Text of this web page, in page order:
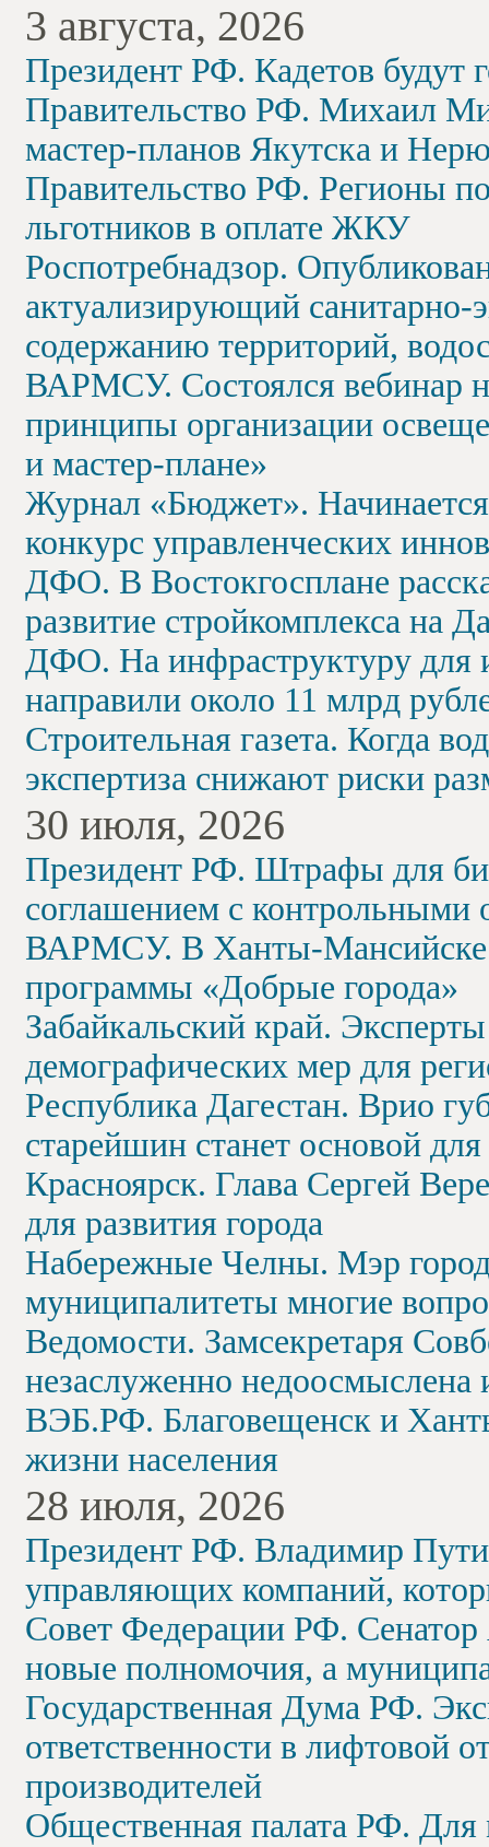
3 августа, 2026
Президент РФ. Кадетов будут
Правительство РФ. Михаил
мастер-планов Якутска и
Правительство РФ. Регионы
льготников в оплате ЖКУ
Роспотребнадзор.
актуализирующий санитарно-
содержанию территорий,
ВАРМСУ. Состоялся вебинар
принципы организации
и мастер-плане»
Журнал «Бюджет».
конкурс управленческих
ДФО. В Востокгосплане
развитие стройкомплекса на
ДФО. На инфраструктуру для
направили около 11 млрд
Строительная газета. Когда
экспертиза снижают риски
30 июля, 2026
Президент РФ. Штрафы для
соглашением с контрольными
ВАРМСУ. В Ханты-Мансийске
программы «Добрые города»
Забайкальский край.
демографических мер для
Республика Дагестан. Врио
старейшин станет основой
Красноярск. Глава Сергей
для развития города
Набережные Челны. Мэр
муниципалитеты многие
Ведомости. Замсекретаря
незаслуженно недоосмыслена
ВЭБ.РФ. Благовещенск и
жизни населения
28 июля, 2026
Президент РФ. Владимир
управляющих компаний,
Совет Федерации РФ.
новые полномочия, а
Государственная Дума РФ.
ответственности в лифтовой
производителей
Общественная палата РФ.